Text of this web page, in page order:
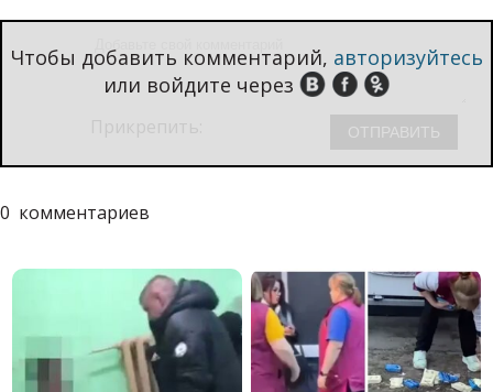
Чтобы добавить комментарий, авторизуйтесь
или войдите через
0 комментариев